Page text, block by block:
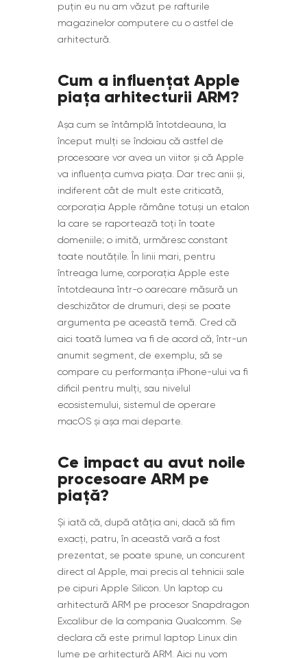
puțin eu nu am văzut pe rafturile
magazinelor computere cu o astfel de
arhitectură.
Cum a influențat Apple
piața arhitecturii ARM?
Așa cum se întâmplă întotdeauna, la
început mulți se îndoiau că astfel de
procesoare vor avea un viitor și că Apple
va influența cumva piața. Dar trec anii și,
indiferent cât de mult este criticată,
corporația Apple rămâne totuși un etalon
la care se raportează toți în toate
domeniile; o imită, urmăresc constant
toate noutățile. În linii mari, pentru
întreaga lume, corporația Apple este
întotdeauna într-o oarecare măsură un
deschizător de drumuri, deși se poate
argumenta pe această temă. Cred că
aici toată lumea va fi de acord că, într-un
anumit segment, de exemplu, să se
compare cu performanța iPhone-ului va fi
dificil pentru mulți, sau nivelul
ecosistemului, sistemul de operare
macOS și așa mai departe.
Ce impact au avut noile
procesoare ARM pe
piață?
Și iată că, după atâția ani, dacă să fim
exacți, patru, în această vară a fost
prezentat, se poate spune, un concurent
direct al Apple, mai precis al tehnicii sale
pe cipuri Apple Silicon. Un laptop cu
arhitectură ARM pe procesor Snapdragon
Excalibur de la compania Qualcomm. Se
declara că este primul laptop Linux din
lume pe arhitectură ARM. Aici nu vom